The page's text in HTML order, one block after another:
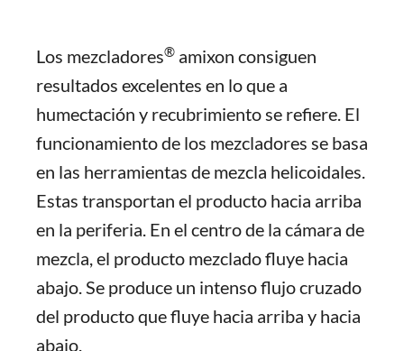
Los mezcladores® amixon consiguen
resultados excelentes en lo que a
humectación y recubrimiento se refiere. El
funcionamiento de los mezcladores se basa
en las herramientas de mezcla helicoidales.
Estas transportan el producto hacia arriba
en la periferia. En el centro de la cámara de
mezcla, el producto mezclado fluye hacia
abajo. Se produce un intenso flujo cruzado
del producto que fluye hacia arriba y hacia
abajo.